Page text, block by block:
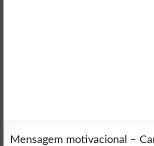
Mensagem motivacional –